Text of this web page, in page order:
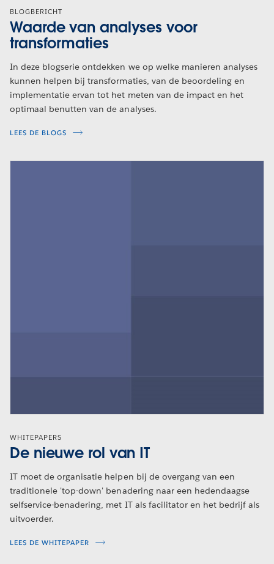
BLOGBERICHT
Waarde van analyses voor
transformaties
In deze blogserie ontdekken we op welke manieren analyses
kunnen helpen bij transformaties, van de beoordeling en
implementatie ervan tot het meten van de impact en het
optimaal benutten van de analyses.
LEES DE BLOGS
WHITEPAPERS
De nieuwe rol van IT
IT moet de organisatie helpen bij de overgang van een
traditionele 'top-down' benadering naar een hedendaagse
selfservice-benadering, met IT als facilitator en het bedrijf als
uitvoerder.
LEES DE WHITEPAPER